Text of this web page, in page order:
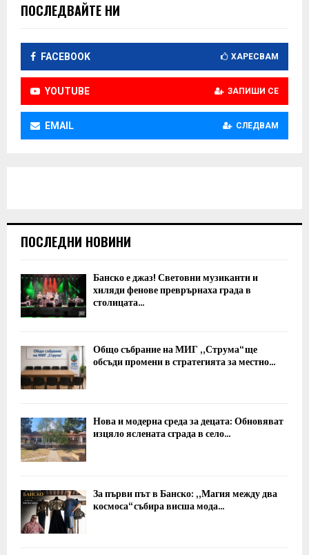
ПОСЛЕДВАЙТЕ НИ
FACEBOOK ХАРЕСВАМ
YOUTUBE ЗАПИШИ СЕ
EMAIL СЛЕДВАМ
ПОСЛЕДНИ НОВИНИ
Банско е джаз! Световни музиканти и
хиляди фенове преврърнаха града в
столицата...
Общо събрание на МИГ „Струма“ ще
обсъди промени в стратегията за местно...
Нова и модерна среда за децата: Обновяват
изцяло яслената сграда в село...
За първи път в Банско: „Магия между два
космоса“ събира висша мода...